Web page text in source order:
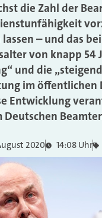
die Zahl der
– und das
von knapp 54
und die
im öffentlichen
Entwicklung
Deutschen
2020 14:08 Uhr